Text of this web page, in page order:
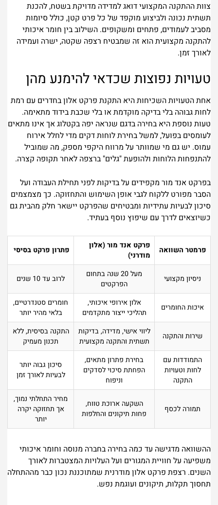
צוות ההתקנה המקצועי דואג למדידה מדויקת בשטח, להכנת
תשתית נכונה ולביצוע מוקפד של כל פרט קטן, כולל סיומות
מסביב לעמודים, פתחים ומשקופים. השילוב בין חומר איכותי
להתקנה מקצועית הוא זה שמבטיח רצפה שקטה, ישרה ועמידה
לאורך זמן.
טעויות נפוצות שכדאי להימנע מהן
אחת הטעויות השכיחות היא התקנת פרקט אלון בחדרים עם רמת
לחות גבוהה בלי בדיקה מוקדמת או בלי שכבת בידוד מתאימה.
טעות נוספת היא בחירה בדגם שנראה יפה בקטלוג אך אינו מתאים
לעומסים בפועל, למשל בחירת לוחות דקים מדי לחלל אירוח
עמוס. יש גם מי שמוותר על מרווח היקפי מספק, מה שמוביל
להתנפחות הלוחות ולהופעת "גלים" ברצפה לאחר תקופה קצרה.
בפרקט אנד מור מקפידים על בדיקות לפני תחילת העבודה ועל
הסבר מפורט ללקוח לגבי אופן השימוש והתחזוקה. כך מצמצמים
סיכון לבעיות עתידיות ומבטיחים שהפרקט יישאר חלק מהבית גם
כשיוצאים לדרך עם שיפוץ נוסף בעתיד.
פרמטר השוואה
פרקט אנד מור (אלון
מודרני)
פתרון פרקט בסיסי
ניסיון מקצועי
מעל 20 שנה בתחום
הפרקטים
לרוב עד 10 שנים
איכות החומרים
אלון אירופי איכותי,
תהליכי ייצור מתקדמים
חומרים סטנדרטיים,
בלאי מהיר יותר
שירות והתקנה
ליווי אישי, מדידה, בדיקות
תשתית והתקנה מקצועית
התקנה בסיסית, ללא
תכנון מעמיק
התמודדות עם
לחות וטעויות
התקנה
בחירת פתרון מתאים,
הפחתת סיכוי לסדקים
וניפוח
סיכון גבוה יותר
לבעיות לאורך זמן
תמורה לכסף
השקעה ארוכת טווח,
פחות תיקונים והחלפות
מחיר התחלתי נמוך,
אך תחזוקה יקרה
יותר
ההשוואה מדגישה עד כמה בחירה בחברה מנוסה וחומר איכותי
משפיעה על חוויית המגורים ועל העלויות המצטברות לאורך
השנים. רצפת פרקט אלון מודרנית שמתוכננת נכון כבר מההתחלה
תחסוך תקלות, תיקונים ועוגמת נפש.